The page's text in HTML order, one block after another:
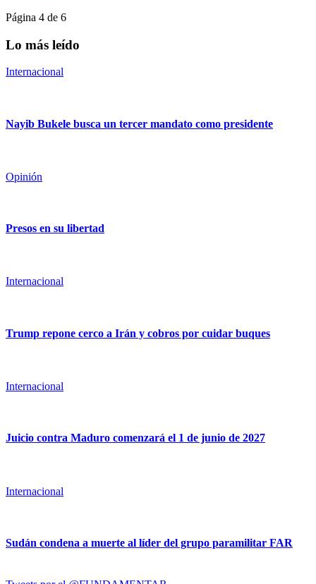
Página 4 de 6
Lo más leído
Internacional
Nayib Bukele busca un tercer mandato como presidente
Opinión
Presos en su libertad
Internacional
Trump repone cerco a Irán y cobros por cuidar buques
Internacional
Juicio contra Maduro comenzará el 1 de junio de 2027
Internacional
Sudán condena a muerte al líder del grupo paramilitar FAR